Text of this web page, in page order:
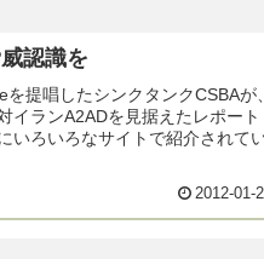
認識を
提唱したシンクタンクCSBAが
イランA2ADを見据えたレポート
いろいろなサイトで紹介されて
2012-01-